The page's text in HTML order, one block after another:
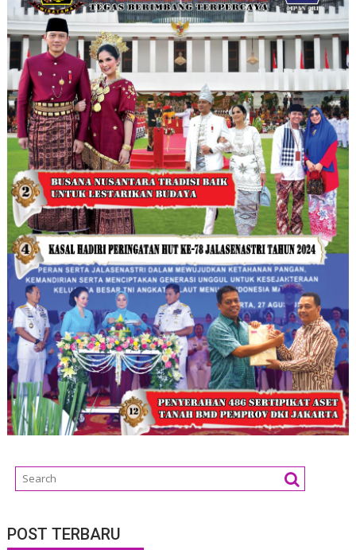
POST TERBARU